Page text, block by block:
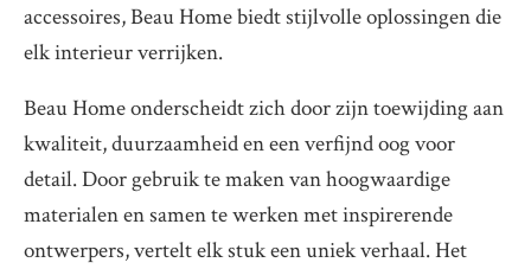
accessoires, Beau Home biedt stijlvolle oplossingen die
elk interieur verrijken.
Beau Home onderscheidt zich door zijn toewijding aan
kwaliteit, duurzaamheid en een verfijnd oog voor
detail. Door gebruik te maken van hoogwaardige
materialen en samen te werken met inspirerende
ontwerpers, vertelt elk stuk een uniek verhaal. Het